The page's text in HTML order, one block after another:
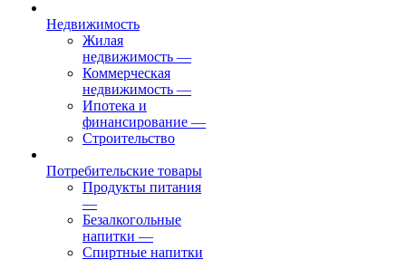
Недвижимость
Жилая
недвижимость —
Коммерческая
недвижимость —
Ипотека и
финансирование —
Строительство
Потребительские товары
Продукты питания
—
Безалкогольные
напитки —
Спиртные напитки